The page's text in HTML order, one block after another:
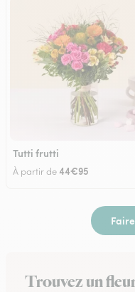
Tutti frutti
À partir de44€95
Trouvez un